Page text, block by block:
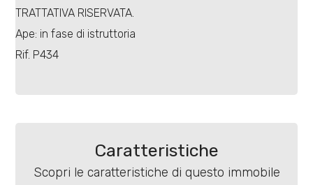
TRATTATIVA RISERVATA.
Ape: in fase di istruttoria
Rif. P434
Caratteristiche
Scopri le caratteristiche di questo immobile
Qualsiasi
1
4